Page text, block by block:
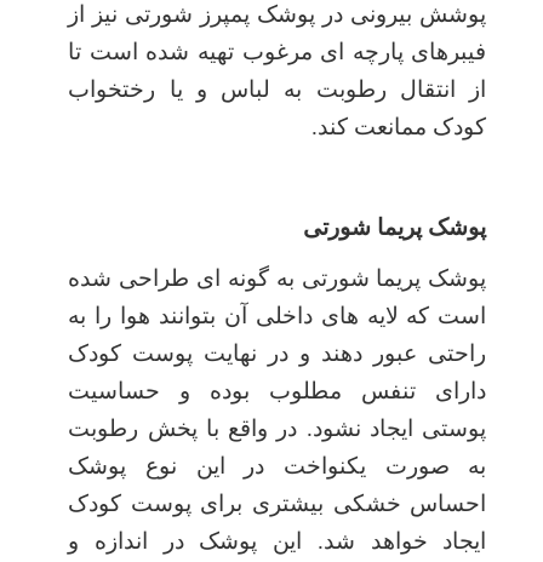
پوشش بیرونی در پوشک پمپرز شورتی نیز از
فیبرهای پارچه ای مرغوب تهیه شده است تا
از انتقال رطوبت به لباس و یا رختخواب
کودک ممانعت کند.
پوشک پریما شورتی
پوشک پریما شورتی به گونه ای طراحی شده
است که لایه های داخلی آن بتوانند هوا را به
راحتی عبور دهند و در نهایت پوست کودک
دارای تنفس مطلوب بوده و حساسیت
پوستی ایجاد نشود. در واقع با پخش رطوبت
به صورت یکنواخت در این نوع پوشک
احساس خشکی بیشتری برای پوست کودک
ایجاد خواهد شد. این پوشک در اندازه و